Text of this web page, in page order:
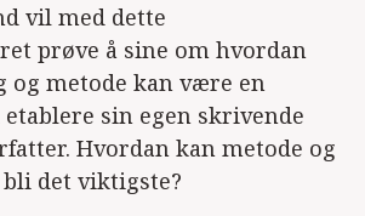
vil med dette
prøve å sine om hvordan
og metode kan være en
sin egen skrivende
Hvordan kan metode og
det viktigste?